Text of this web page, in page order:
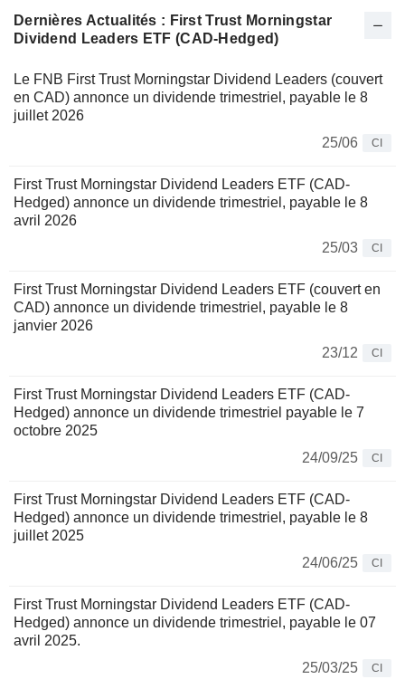
Dernières Actualités : First Trust Morningstar
Dividend Leaders ETF (CAD-Hedged)
Le FNB First Trust Morningstar Dividend Leaders (couvert
en CAD) annonce un dividende trimestriel, payable le 8
juillet 2026
25/06
CI
First Trust Morningstar Dividend Leaders ETF (CAD-
Hedged) annonce un dividende trimestriel, payable le 8
avril 2026
25/03
CI
First Trust Morningstar Dividend Leaders ETF (couvert en
CAD) annonce un dividende trimestriel, payable le 8
janvier 2026
23/12
CI
First Trust Morningstar Dividend Leaders ETF (CAD-
Hedged) annonce un dividende trimestriel payable le 7
octobre 2025
24/09/25
CI
First Trust Morningstar Dividend Leaders ETF (CAD-
Hedged) annonce un dividende trimestriel, payable le 8
juillet 2025
24/06/25
CI
First Trust Morningstar Dividend Leaders ETF (CAD-
Hedged) annonce un dividende trimestriel, payable le 07
avril 2025.
25/03/25
CI